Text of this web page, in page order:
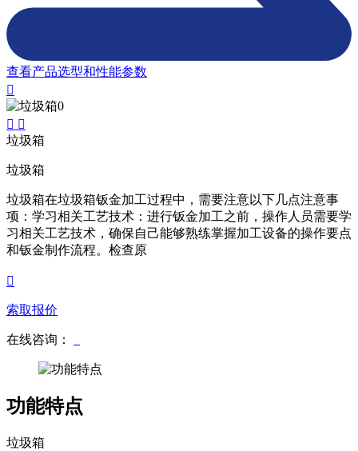
查看产品选型和性能参数
垃圾箱
垃圾箱
垃圾箱在垃圾箱钣金加工过程中，需要注意以下几点注意事
项：学习相关工艺技术：进行钣金加工之前，操作人员需要学
习相关工艺技术，确保自己能够熟练掌握加工设备的操作要点
和钣金制作流程。检查原
索取报价
在线咨询：
功能特点
垃圾箱